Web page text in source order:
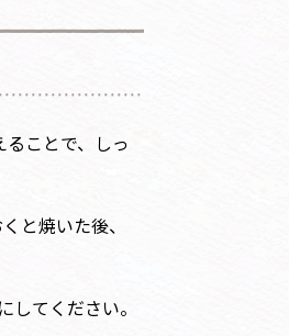
ことで、しっ
と焼いた後、
てください。